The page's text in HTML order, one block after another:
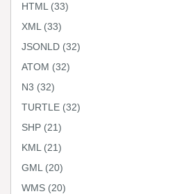
HTML (33)
XML (33)
JSONLD (32)
ATOM (32)
N3 (32)
TURTLE (32)
SHP (21)
KML (21)
GML (20)
WMS (20)